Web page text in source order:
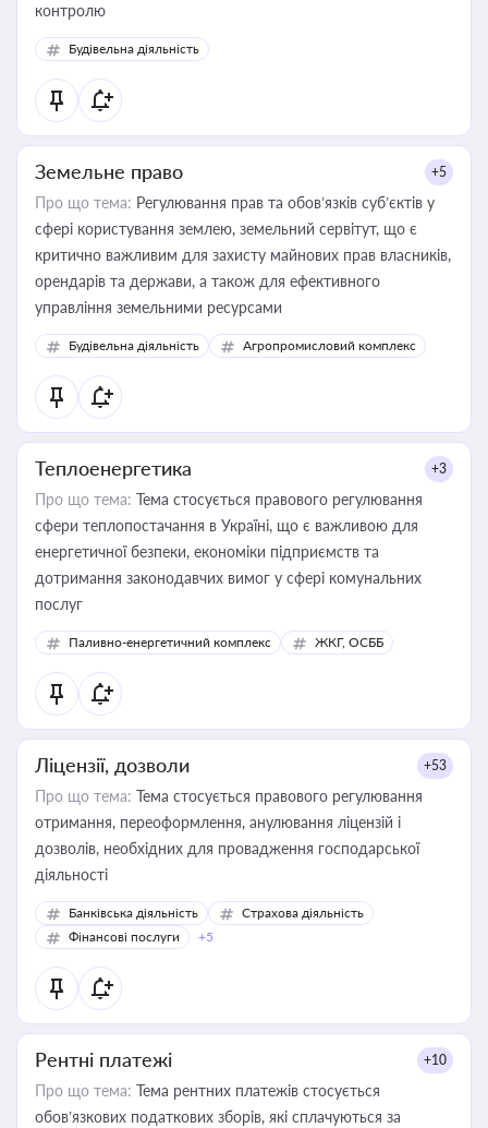
контролю
Будівельна діяльність
Земельне право +5
Про що тема: Регулювання прав та обов’язків суб’єктів у
сфері користування землею, земельний сервітут, що є
критично важливим для захисту майнових прав власників,
орендарів та держави, а також для ефективного
управління земельними ресурсами
Будівельна діяльність Агропромисловий комплекс
Теплоенергетика +3
Про що тема: Тема стосується правового регулювання
сфери теплопостачання в Україні, що є важливою для
енергетичної безпеки, економіки підприємств та
дотримання законодавчих вимог у сфері комунальних
послуг
Паливно-енергетичний комплекс ЖКГ, ОСББ
Ліцензії, дозволи +53
Про що тема: Тема стосується правового регулювання
отримання, переоформлення, анулювання ліцензій і
дозволів, необхідних для провадження господарської
діяльності
Банківська діяльність
Страхова діяльність
Фінансові послуги
+5
Рентні платежі +10
Про що тема: Тема рентних платежів стосується
обов’язкових податкових зборів, які сплачуються за